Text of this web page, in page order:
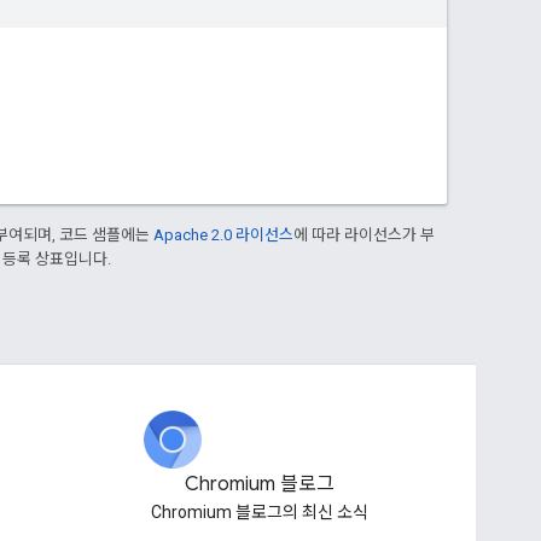
여되며, 코드 샘플에는 Apache 2.0 라이선스에 따라 라이선스가 부
록 상표입니다.
Chromium 블로그
Chromium 블로그의 최신 소식